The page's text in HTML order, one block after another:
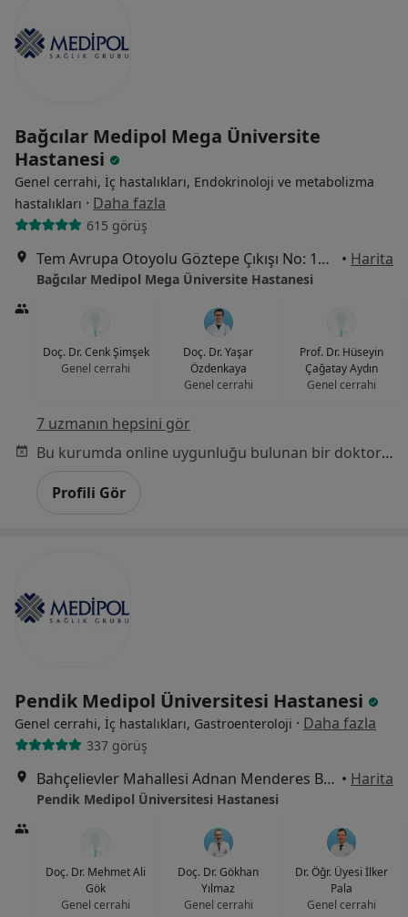
Bağcılar Medipol Mega Üniversite
Hastanesi
Genel cerrahi, İç hastalıkları, Endokrinoloji ve metabolizma
hastalıkları · Daha fazla
615 görüş
Tem Avrupa Otoyolu Göztepe Çıkışı No: 1Bağcılar, İstanbul • Harita
Bağcılar Medipol Mega Üniversite Hastanesi
Doç. Dr. Cenk Şimşek
Genel cerrahi
Doç. Dr. Yaşar
Özdenkaya
Genel cerrahi
Prof. Dr. Hüseyin
Çağatay Aydın
Genel cerrahi
7 uzmanın hepsini gör
Bu kurumda online uygunluğu bulunan bir doktor veya uzman bulunamadı
Profili Gör
Pendik Medipol Üniversitesi Hastanesi
Genel cerrahi, İç hastalıkları, Gastroenteroloji · Daha fazla
337 görüş
Bahçelievler Mahallesi Adnan Menderes Bulvarı No:31, Pendik • Harita
Pendik Medipol Üniversitesi Hastanesi
Doç. Dr. Mehmet Ali
Gök
Genel cerrahi
Doç. Dr. Gökhan
Yılmaz
Genel cerrahi
Dr. Öğr. Üyesi İlker
Pala
Genel cerrahi